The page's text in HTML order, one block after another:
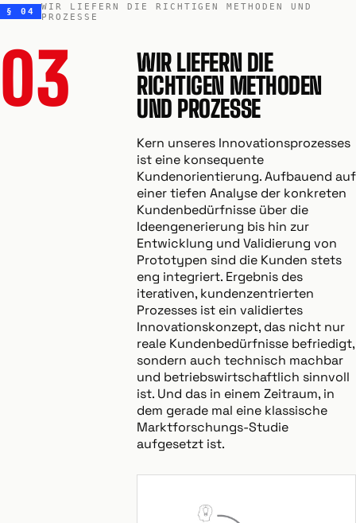
§ 04
WIR LIEFERN DIE RICHTIGEN METHODEN UND
PROZESSE
03
WIR LIEFERN DIE
RICHTIGEN METHODEN
UND PROZESSE
Kern unseres Innovationsprozesses
ist eine konsequente
Kundenorientierung. Aufbauend auf
einer tiefen Analyse der konkreten
Kundenbedürfnisse über die
Ideengenerierung bis hin zur
Entwicklung und Validierung von
Prototypen sind die Kunden stets
eng integriert. Ergebnis des
iterativen, kundenzentrierten
Prozesses ist ein validiertes
Innovationskonzept, das nicht nur
reale Kundenbedürfnisse befriedigt,
sondern auch technisch machbar
und betriebswirtschaftlich sinnvoll
ist. Und das in einem Zeitraum, in
dem gerade mal eine klassische
Marktforschungs-Studie
aufgesetzt ist.